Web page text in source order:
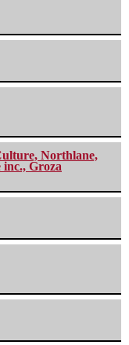
Northlane,
Groza